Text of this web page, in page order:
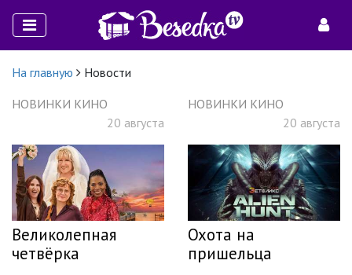
На главную
Новости
НОВИНКИ КИНО
20 августа
Великолепная
четвёрка
НОВИНКИ КИНО
20 августа
Охота на
пришельца